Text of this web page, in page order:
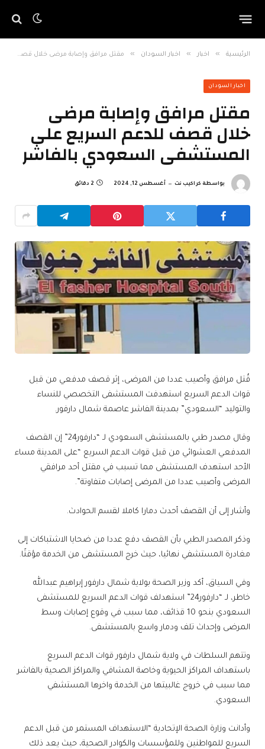
الرئيسية » اخبار » اخبار السودان » مقتل مرافق وإصابة مرضى خلال قصف للدعم السريع على المستشفى السعودي بالفاشر
اخبار السودان
مقتل مرافق وإصابة مرضى
خلال قصف للدعم السريع على
المستشفى السعودي بالفاشر
بواسطة كراكيب نت أغسطس 12, 2024 2 دقائق
قُتل مرافق وأصيب عددا من المرضى، إثر قصف مدفعي من قبل
قوات الدعم السريع استهدفت المستشفى التخصصي للنساء
والتوليد “السعودي” بمدينة الفاشر عاصمة شمال دارفور.
وقال مصدر طبي بالمستشفى السعودي لـ “دارفور24” إن القصف
المدفعي العشوائي من قبل قوات الدعم السريع “على المدينة مساء
الأحد استهدف المستشفى مما تسبب في مقتل أحد مرافقي
المرضى وأصيب عددا من المرضى إصابات متفاوتة”.
وأشار إلى أن القصف أحدث دمارا كاملا لقسم الحوادث.
وذكر المصدر الطبي بأن القصف دفع عددا من ضحايا الاشتباكات إلى
مغادرة المستشفي نهائيا، حيث خرج المستشفى من الخدمة مؤقتًا.
وفي السياق، أكد وزير الصحة بولاية شمال دارفور إبراهيم عبدالله
خاطر، لـ “دارفور24” استهدلف قوات الدعم السريع للمستشفى
السعودي بنحو 10 قذائف، مما سبب في وقوع إصابات وسط
المرضى وإحداث تلف ودمار واسع بالمستشفى.
وتتهم السلطات في ولاية شمال دارفور قوات الدعم السريع
باستهداف المراكز الحيوية وخاصة المشافي والمراكز الصحية بالفاشر
مما سبب في خروج غالبيتها من الخدمة واخرها المستشفي
السعودي.
وأدانت وزارة الصحة الإتحادية “الاستهداف المستمر من قبل الدعم
السريع للمواطنين وللمؤسسات والكوادر الصحية، حيث يعد ذلك